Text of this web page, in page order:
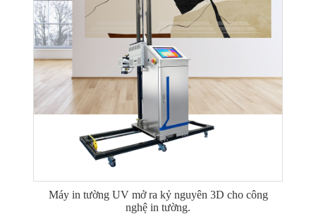
Máy in tường UV mở ra kỷ nguyên 3D cho công
nghệ in tường.